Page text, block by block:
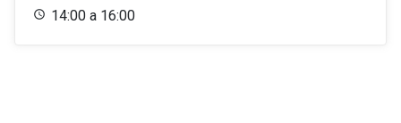
14:00 a 16:00